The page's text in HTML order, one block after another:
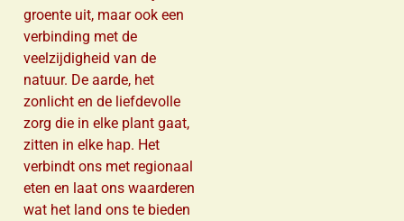
groente uit, maar ook een
verbinding met de
veelzijdigheid van de
natuur. De aarde, het
zonlicht en de liefdevolle
zorg die in elke plant gaat,
zitten in elke hap. Het
verbindt ons met regionaal
eten en laat ons waarderen
wat het land ons te bieden